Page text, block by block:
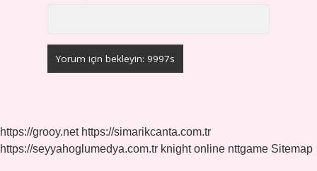
https://grooy.net https://simarikcanta.com.tr
https://seyyahoglumedya.com.tr knight online nttgame Sitemap